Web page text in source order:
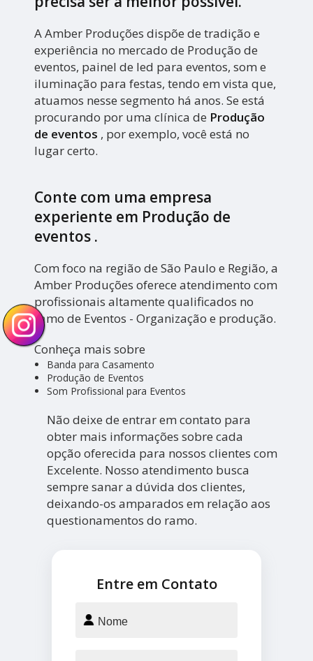
A Amber Produções dispõe de tradição e
experiência no mercado de Produção de
eventos, painel de led para eventos, som e
iluminação para festas, tendo em vista que,
atuamos nesse segmento há anos. Se está
procurando por uma clínica de Produção
de eventos , por exemplo, você está no
lugar certo.
Conte com uma empresa
experiente em Produção de
eventos .
Com foco na região de São Paulo e Região, a
Amber Produções oferece atendimento com
profissionais altamente qualificados no
ramo de Eventos - Organização e produção.
Conheça mais sobre
Banda para Casamento
Produção de Eventos
Som Profissional para Eventos
Não deixe de entrar em contato para
obter mais informações sobre cada
opção oferecida para nossos clientes com
Excelente. Nosso atendimento busca
sempre sanar a dúvida dos clientes,
deixando-os amparados em relação aos
questionamentos do ramo.
Entre em Contato